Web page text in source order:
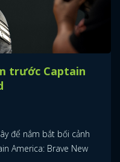
trước Captain
để nắm bắt bối cảnh
America: Brave New